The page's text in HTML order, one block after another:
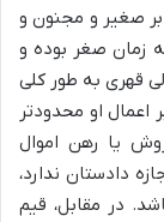
بر صغیر و مجنون و
زمان صغر بوده و
قهری به طور کلی
او محدودتر
یا رهن اموال
دادستان ندارد،
در مقابل، قیم